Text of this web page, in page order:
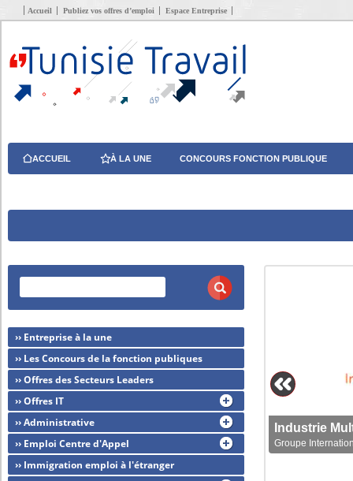
Accueil Publiez vos offres d’emploi Espace Entreprise
ACCUEIL À LA UNE CONCOURS FONCTION PUBLIQUE
Groupe
›› Entreprise à la une
›› Les Concours de la fonction publiques
›› Offres des Secteurs Leaders
›› Offres IT
›› Administrative
›› Emploi Centre d'Appel
›› Immigration emploi à l'étranger